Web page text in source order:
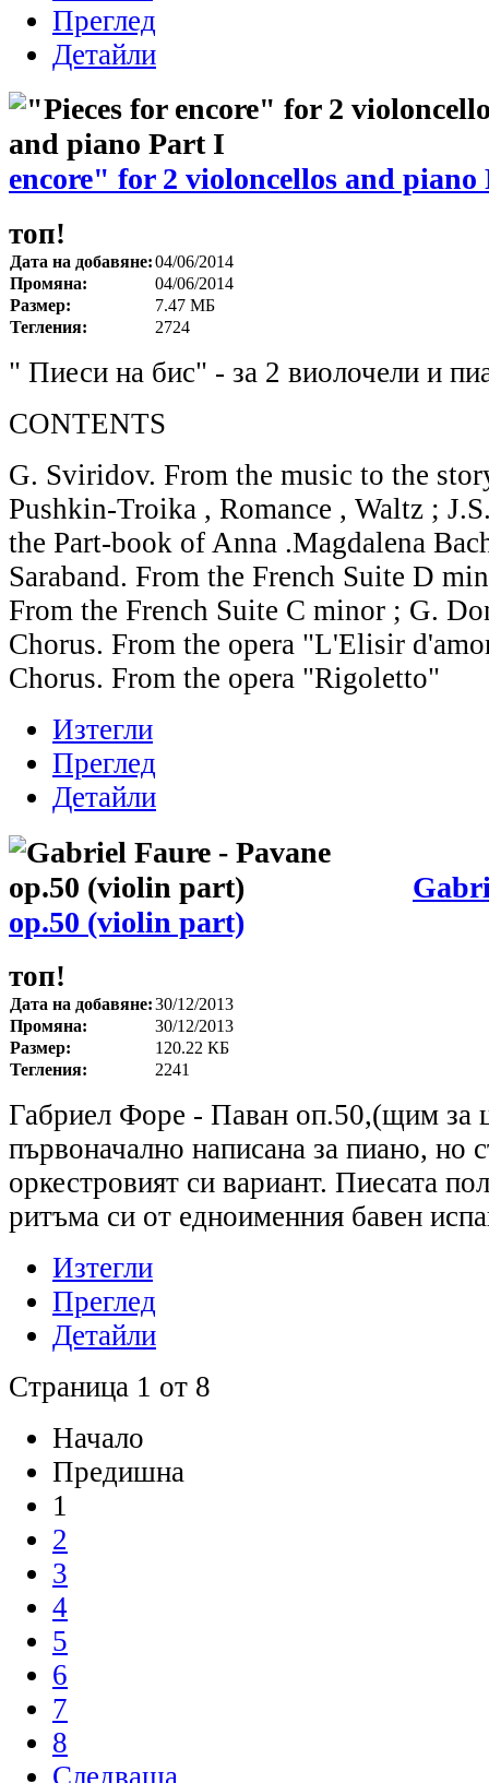
Преглед
Детайли
encore" for 2 violoncellos and
топ!
Дата на добавяне:04/06/2014
Промяна:
04/06/2014
Размер:
7.47 МБ
Тегления:
2724
" Пиеси на бис" - за 2 виолочели и
CONTENTS
G. Sviridov. From the music to the
Pushkin-Troika , Romance , Waltz ;
the Part-book of Anna .Magdalena
Saraband. From the French Suite D
From the French Suite C minor ; G.
Chorus. From the opera "L'Elisir
Chorus. From the opera "Rigoletto"
Изтегли
Преглед
Детайли
оp.50 (violin part)
топ!
Дата на добавяне:30/12/2013
Промяна:
30/12/2013
Размер:
120.22 КБ
Тегления:
2241
Габриел Форе - Паван оп.50,(щим за
първоначално написана за пиано, но
оркестровият си вариант. Пиесата
ритъма си от едноименния бавен
Изтегли
Преглед
Детайли
Страница 1 от 8
Начало
Предишна
1
2
3
4
5
6
7
8